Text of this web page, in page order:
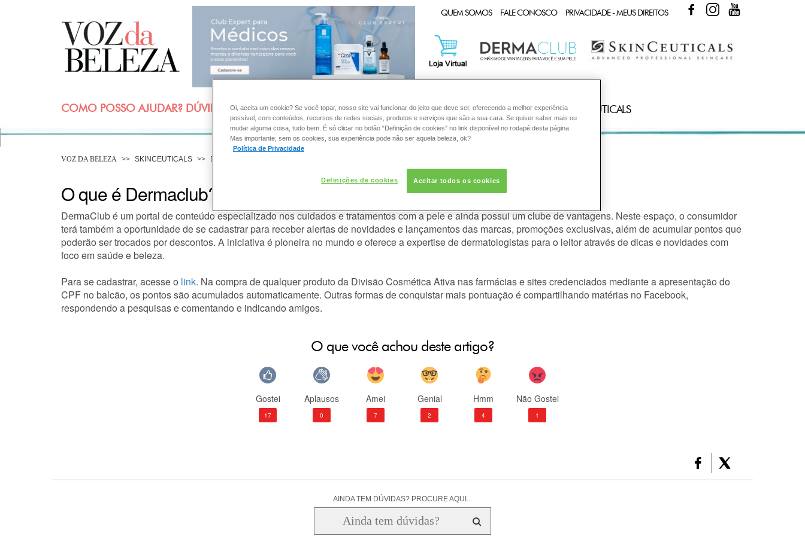
QUEM SOMOS FALE CONOSCO PRIVACIDADE - MEUS DIREITOS
CLUB EXPERT FACEBOOKINSTAGRAM
COMO POSSO AJUDAR? DÚVIDAS SOBRE: PELE SOLAR DERMACLUB CONSULTORIA DE PRODUTOS SKINCEUTICALS
VOZ DA BELEZA SKINCEUTICALS DERMACLUB
O que é Dermaclub?
DermaClub é um portal de conteúdo especializado nos cuidados e tratamentos com a pele e ainda possui um clube de vantagens. Neste espaço, o consumidor
terá também a oportunidade de se cadastrar para receber alertas de novidades e lançamentos das marcas, promoções exclusivas, além de acumular pontos que
poderão ser trocados por descontos. A iniciativa é pioneira no mundo e oferece a expertise de dermatologistas para o leitor através de dicas e novidades com
foco em saúde e beleza.
Para se cadastrar, acesse o link. Na compra de qualquer produto da Divisão Cosmética Ativa nas farmácias e sites credenciados mediante a apresentação do
CPF no balcão, os pontos são acumulados automaticamente. Outras formas de conquistar mais pontuação é compartilhando matérias no Facebook,
respondendo a pesquisas e comentando e indicando amigos.
O que você achou deste artigo?
Gostei
17
Aplausos
0
Amei
7
Genial
2
Hmm
4
Não Gostei
1
AINDA TEM DÚVIDAS? PROCURE AQUI...
Oi, aceita um cookie? Se você topar, nosso site vai funcionar do jeito que deve ser, oferecendo a melhor experiência
possível, com conteúdos, recursos de redes sociais, produtos e serviços que são a sua cara. Se quiser saber mais ou
mudar alguma coisa, tudo bem. É só clicar no botão “Definição de cookies” no link disponível no rodapé desta página.
Mas importante, sem os cookies, sua experiência pode não ser aquela beleza, ok?
Política de Privacidade
Definições de cookies Aceitar todos os cookies